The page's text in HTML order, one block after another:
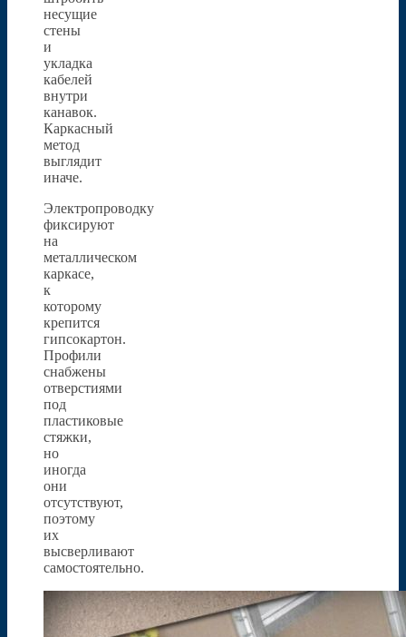
несущие
стены
и
укладка
кабелей
внутри
канавок.
Каркасный
метод
выглядит
иначе.
Электропроводку
фиксируют
на
металлическом
каркасе,
к
которому
крепится
гипсокартон.
Профили
снабжены
отверстиями
под
пластиковые
стяжки,
но
иногда
они
отсутствуют,
поэтому
их
высверливают
самостоятельно.